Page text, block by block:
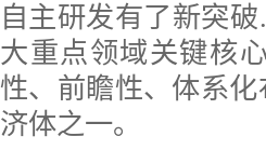
自主研发有了新突
大重点领域关键核
性、前瞻性、体系
济体之一。